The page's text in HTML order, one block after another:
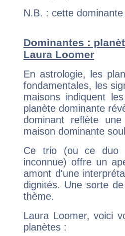
N.B. : cette
Dominantes :
Laura Loomer
En astrologie, les
fondamentales, les
maisons indiquent
planète dominante
dominant reflète
maison dominante
Ce trio (ou ce duo
inconnue) offre un
amont d'une
dignités. Une sorte
thème.
Laura Loomer, voici
planètes :